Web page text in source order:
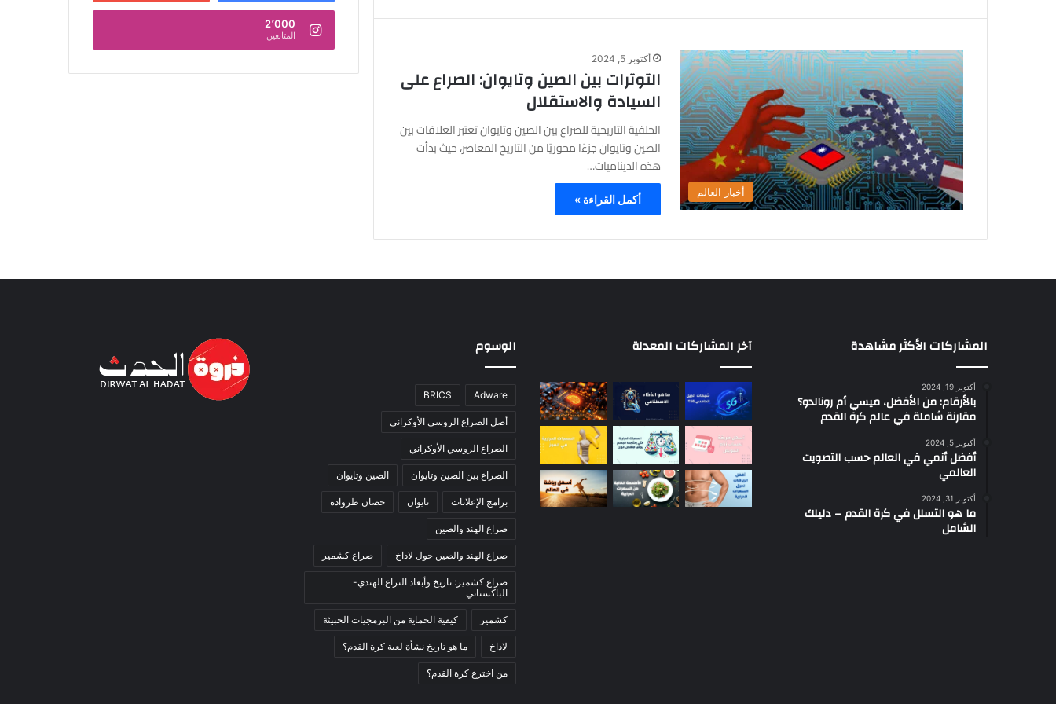
أخبار العالم
أكتوبر 5, 2024
التوترات بين الصين وتايوان: الصراع على
السيادة والاستقلال
الخلفية التاريخية للصراع بين الصين وتايوان تعتبر العلاقات بين
الصين وتايوان جزءًا محوريًا من التاريخ المعاصر، حيث بدأت
هذه الديناميات…
أكمل القراءة »
2٬000
المتابعين
المشاركات الأكثر مشاهدة
أكتوبر 19, 2024
بالأرقام: من الأفضل، ميسي أم رونالدو؟
مقارنة شاملة في عالم كرة القدم
أكتوبر 5, 2024
أفضل أنمي في العالم حسب التصويت
العالمي
أكتوبر 31, 2024
ما هو التسلل في كرة القدم – دليلك
الشامل
آخر المشاركات المعدلة الوسوم
Adware
BRICS
أصل الصراع الروسي الأوكراني
الصراع الروسي الأوكراني
الصراع بين الصين وتايوان الصين وتايوان
برامج الإعلانات تايوان حصان طروادة
صراع الهند والصين
صراع الهند والصين حول لاداخ صراع كشمير
صراع كشمير: تاريخ وأبعاد النزاع الهندي-
الباكستاني
كشمير كيفية الحماية من البرمجيات الخبيثة
لاداخ ما هو تاريخ نشأة لعبة كرة القدم؟
من اخترع كرة القدم؟